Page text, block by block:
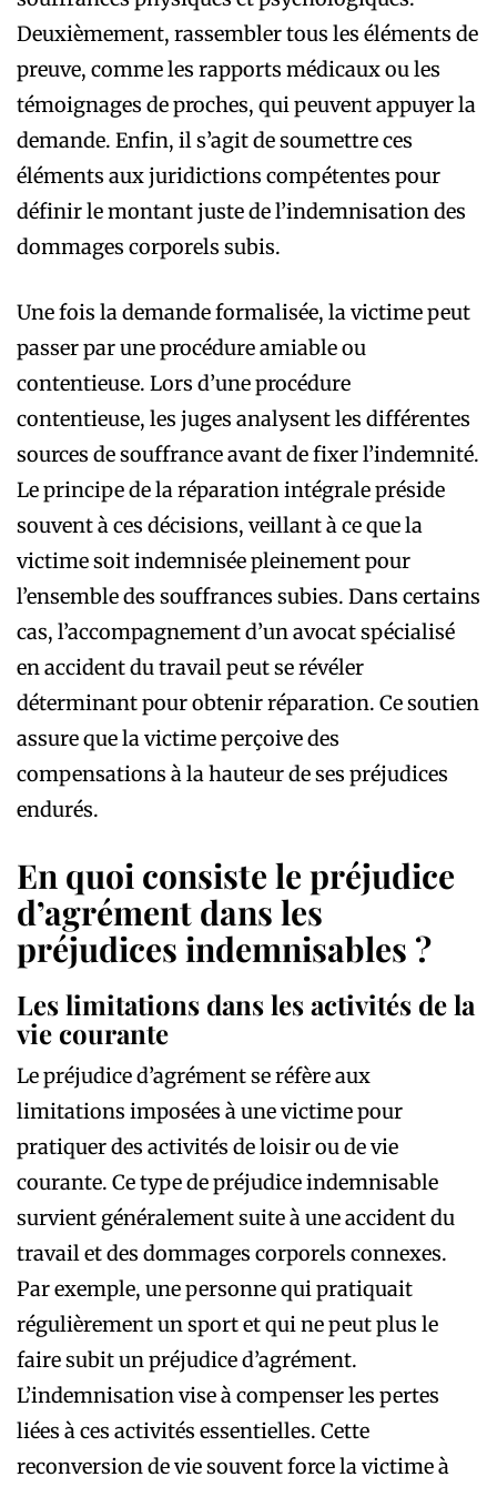
Deuxièmement, rassembler tous les éléments de
preuve, comme les rapports médicaux ou les
témoignages de proches, qui peuvent appuyer la
demande. Enfin, il s’agit de soumettre ces
éléments aux juridictions compétentes pour
définir le montant juste de l’indemnisation des
dommages corporels subis.
Une fois la demande formalisée, la victime peut
passer par une procédure amiable ou
contentieuse. Lors d’une procédure
contentieuse, les juges analysent les différentes
sources de souffrance avant de fixer l’indemnité.
Le principe de la réparation intégrale préside
souvent à ces décisions, veillant à ce que la
victime soit indemnisée pleinement pour
l’ensemble des souffrances subies. Dans certains
cas, l’accompagnement d’un avocat spécialisé
en accident du travail peut se révéler
déterminant pour obtenir réparation. Ce soutien
assure que la victime perçoive des
compensations à la hauteur de ses préjudices
endurés.
En quoi consiste le préjudice
d’agrément dans les
préjudices indemnisables ?
Les limitations dans les activités de la
vie courante
Le préjudice d’agrément se réfère aux
limitations imposées à une victime pour
pratiquer des activités de loisir ou de vie
courante. Ce type de préjudice indemnisable
survient généralement suite à une accident du
travail et des dommages corporels connexes.
Par exemple, une personne qui pratiquait
régulièrement un sport et qui ne peut plus le
faire subit un préjudice d’agrément.
L’indemnisation vise à compenser les pertes
liées à ces activités essentielles. Cette
reconversion de vie souvent force la victime à